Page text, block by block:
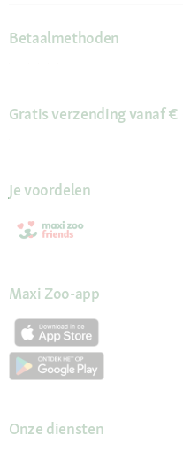
Betaalmethoden
Gratis verzending vanaf €
Je voordelen
Maxi Zoo-app
Onze diensten